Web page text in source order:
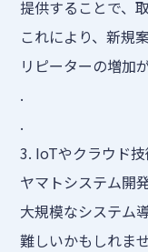
提供することで、
これにより、新規
リピーターの増加
.
.
3. IoTやクラウド
ヤマトシステム開
大規模なシステム
難しいかもしれま